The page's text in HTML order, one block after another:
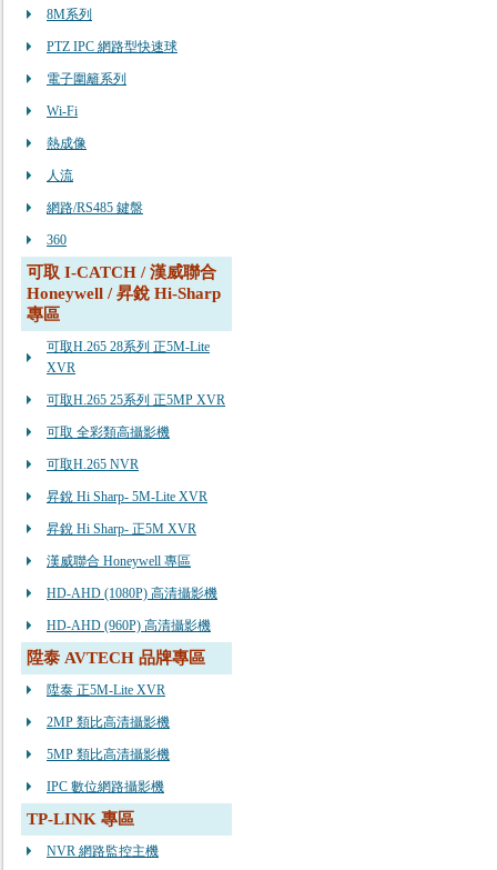
8M系列
PTZ IPC 網路型快速球
電子圍籬系列
Wi-Fi
熱成像
人流
網路/RS485 鍵盤
360
可取 I-CATCH / 漢威聯合
Honeywell / 昇銳 Hi-Sharp
專區
可取H.265 28系列 正5M-Lite
XVR
可取H.265 25系列 正5MP XVR
可取 全彩類高攝影機
可取H.265 NVR
昇銳 Hi Sharp- 5M-Lite XVR
昇銳 Hi Sharp- 正5M XVR
漢威聯合 Honeywell 專區
HD-AHD (1080P) 高清攝影機
HD-AHD (960P) 高清攝影機
陞泰 AVTECH 品牌專區
陞泰 正5M-Lite XVR
2MP 類比高清攝影機
5MP 類比高清攝影機
IPC 數位網路攝影機
TP-LINK 專區
NVR 網路監控主機